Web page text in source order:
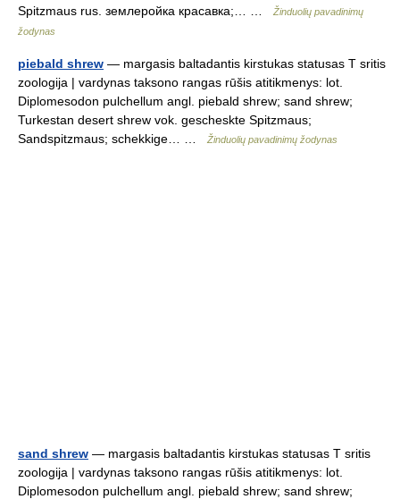
Spitzmaus rus. землеройка красавка;… …
Žinduolių pavadinimų
žodynas
piebald shrew — margasis baltadantis kirstukas statusas T sritis
zoologija | vardynas taksono rangas rūšis atitikmenys: lot.
Diplomesodon pulchellum angl. piebald shrew; sand shrew;
Turkestan desert shrew vok. gescheskte Spitzmaus;
Sandspitzmaus; schekkige… …
Žinduolių pavadinimų žodynas
sand shrew — margasis baltadantis kirstukas statusas T sritis
zoologija | vardynas taksono rangas rūšis atitikmenys: lot.
Diplomesodon pulchellum angl. piebald shrew; sand shrew;